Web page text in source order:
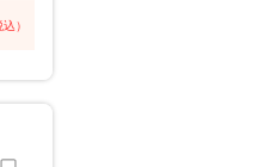
込）